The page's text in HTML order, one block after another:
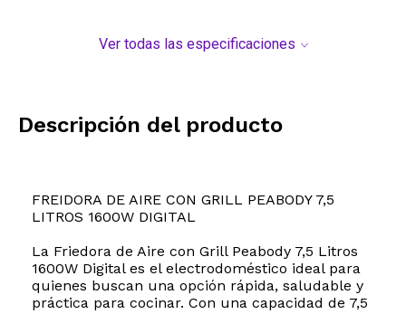
Ver todas las especificaciones
Descripción del producto
FREIDORA DE AIRE CON GRILL PEABODY 7,5
LITROS 1600W DIGITAL
La Friedora de Aire con Grill Peabody 7,5 Litros
1600W Digital es el electrodoméstico ideal para
quienes buscan una opción rápida, saludable y
práctica para cocinar. Con una capacidad de 7,5